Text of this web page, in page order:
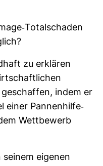
​Total­schaden
zu erklären
indem er
einer Pan­nen­hilfe-​
Wett­be­werb
eigenen